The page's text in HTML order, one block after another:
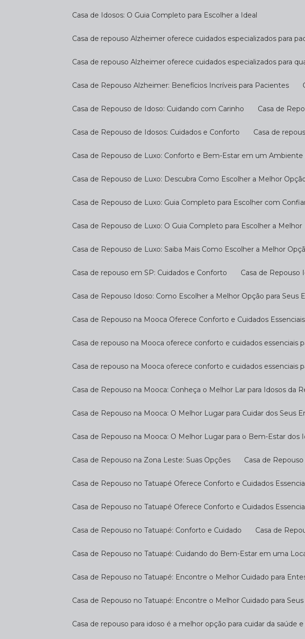
Casa de Idosos: O Guia Completo para Escolher a Ideal
Casa de repouso Alzheimer oferece cuidados especializados para
Casa de repouso Alzheimer oferece cuidados especializados para
Casa de Repouso Alzheimer: Benefícios Incríveis para Pacientes
Casa de Repouso de Idoso: Cuidando com Carinho Casa de
Casa de Repouso de Idosos: Cuidados e Conforto Casa de
Casa de Repouso de Luxo: Conforto e Bem-Estar em um Ambiente
Casa de Repouso de Luxo: Descubra Como Escolher a Melhor
Casa de Repouso de Luxo: Guia Completo para Escolher com
Casa de Repouso de Luxo: O Guia Completo para Escolher a Melhor
Casa de Repouso de Luxo: Saiba Mais Como Escolher a Melhor
Casa de repouso em SP: Cuidados e Conforto Casa de
Casa de Repouso Idoso: Como Escolher a Melhor Opção para Seus
Casa de Repouso na Mooca Oferece Conforto e Cuidados
Casa de repouso na Mooca oferece conforto e cuidados essenciais
Casa de repouso na Mooca oferece conforto e cuidados
Casa de Repouso na Mooca: Conheça o Melhor Lar para Idosos da
Casa de Repouso na Mooca: O Melhor Lugar para Cuidar dos Seus
Casa de Repouso na Mooca: O Melhor Lugar para o Bem-Estar dos
Casa de Repouso na Zona Leste: Suas Opções Casa de
Casa de Repouso no Tatuapé Oferece Conforto e Cuidados
Casa de Repouso no Tatuapé Oferece Conforto e Cuidados
Casa de Repouso no Tatuapé: Conforto e Cuidado Casa de
Casa de Repouso no Tatuapé: Cuidando do Bem-Estar em uma
Casa de Repouso no Tatuapé: Encontre o Melhor Cuidado para
Casa de Repouso no Tatuapé: Encontre o Melhor Cuidado para
Casa de repouso para idoso é a melhor opção para cuidar da